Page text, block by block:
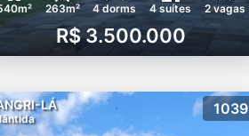
263m² 4 dorms 4 suítes 2 vagas
R$ 3.500.000
LÁ 1039